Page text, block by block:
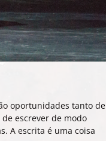
oportunidades tanto de
escrever de modo
A escrita é uma coisa